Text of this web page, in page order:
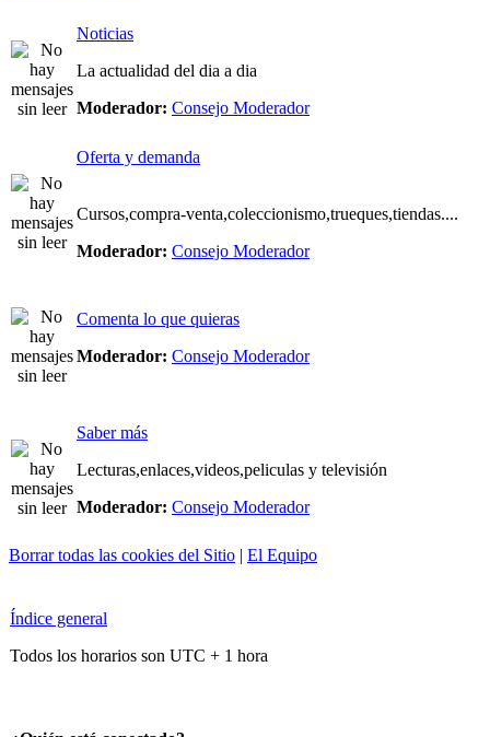
Noticias
La actualidad del dia a dia
Moderador: Consejo Moderador
Oferta y demanda
Cursos,compra-venta,coleccionismo,trueques,tiendas....
Moderador: Consejo Moderador
Comenta lo que quieras
Moderador: Consejo Moderador
Saber más
Lecturas,enlaces,videos,peliculas y televisión
Moderador: Consejo Moderador
Borrar todas las cookies del Sitio | El Equipo
Índice general
Todos los horarios son UTC + 1 hora